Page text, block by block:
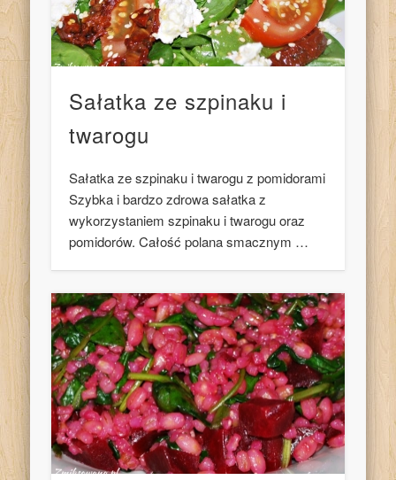
Sałatka ze szpinaku i
twarogu
Sałatka ze szpinaku i twarogu z pomidorami
Szybka i bardzo zdrowa sałatka z
wykorzystaniem szpinaku i twarogu oraz
pomidorów. Całość polana smacznym …